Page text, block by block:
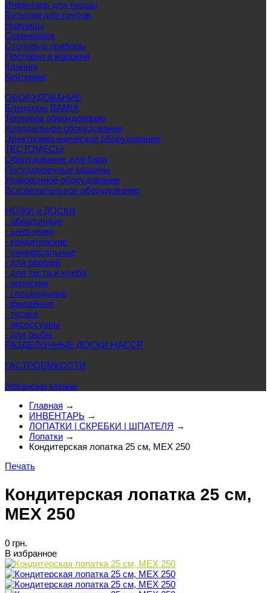
Инвентарь для пиццы
Бутылки для соусов
Ножницы
Сервировка
Столовые приборы
Противни и жаровни
Клининг
Кейтеринг
ОБОРУДОВАНИЕ
Блендеры BAMIX
Тепловое оборудование
Холодильное оборудование
Электромеханическое оборудование
ТЕСТОМЕСЫ
Оборудование для бара
Посудомоечные машины
Упаковочное оборудование
Вспомогательное оборудование
НОЖИ и ДОСКИ
- обвалочные
- шеф-ножи
- кондитерские
- универсальные
- для овощей
- для теста и хлеба
- японские
- специальные
- филейные
- тесаки
- аксессуары
- для рыбы
РАЗДЕЛОЧНЫЕ ДОСКИ HACCP
ГАСТРОЕМКОСТИ
Афганські казани
Главная →
ИНВЕНТАРЬ →
ЛОПАТКИ | СКРЕБКИ | ШПАТЕЛЯ →
Лопатки →
Кондитерская лопатка 25 см, MEX 250
Печать
Кондитерская лопатка 25 см,
MEX 250
0 грн.
В избранное